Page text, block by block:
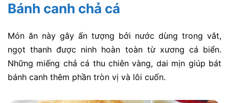
Bánh canh chả cá
Món ăn này gây ấn tượng bởi nước dùng trong vắt,
ngọt thanh được ninh hoàn toàn từ xương cá biển.
Những miếng chả cá thu chiên vàng, dai mịn giúp bát
bánh canh thêm phần tròn vị và lôi cuốn.